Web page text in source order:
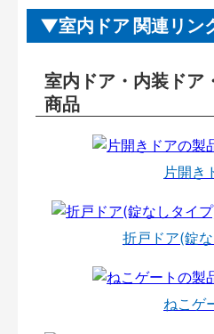
室内ドア 関連リン
室内ドア・内装ドア
商品
片開き
折戸ドア(錠
ねこゲ